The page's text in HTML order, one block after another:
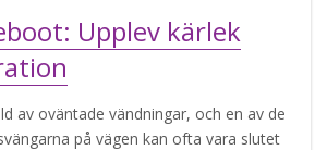
Upplev kärlek
av oväntade vändningar, och en av de
på vägen kan ofta vara slutet